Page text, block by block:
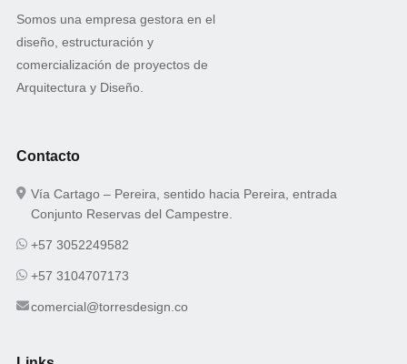
Somos una empresa gestora en el
diseño, estructuración y
comercialización de proyectos de
Arquitectura y Diseño.
Contacto
Vía Cartago – Pereira, sentido hacia Pereira, entrada
Conjunto Reservas del Campestre.
+57 3052249582
+57 3104707173
comercial@torresdesign.co